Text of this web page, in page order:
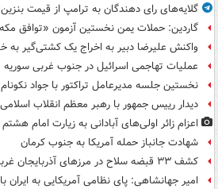
گلایه‌های رای دهندگان به ترامپ از قیمت
گاردین: حملات یمن نخستین آزمون «توافق
واکنش علیرضا دبیر به اخراج یک کشتی‌گیر به
عملیات تهاجمی اسرائیل در جنوب غربی سوریه
نخستین جلسه مدیرعامل تراکتور با جواد
دیدار رییس جمهور با رهبر معظم انقلاب اسلامی
اعزام زائر اولی‌های آبادانی به زیارت امام هشتم
شهادت جانباز حمله آمریکا به جنوب کرمان
کشف ۳۳ قبضه سلاح در مرزهای آذربایجان غربی
امیر جهانشاهی: پای نظامی آمریکایی به ایران